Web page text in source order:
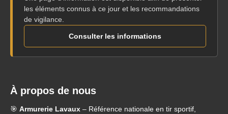
les éléments connus à ce jour et les recommandations
de vigilance.
Consulter les informations
À propos de nous
🎯 Armurerie Lavaux – Référence nationale en tir sportif,